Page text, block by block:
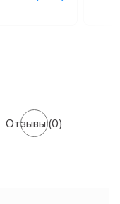
Отзывы(0)